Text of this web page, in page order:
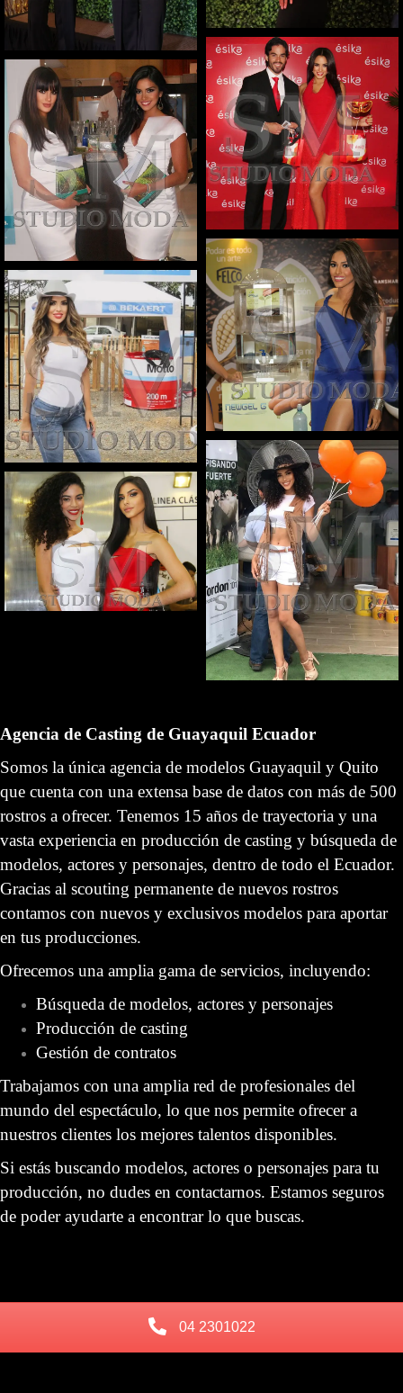
Agencia de Casting de Guayaquil Ecuador
Somos la única agencia de modelos Guayaquil y Quito
que cuenta con una extensa base de datos con más de 500
rostros a ofrecer. Tenemos 15 años de trayectoria y una
vasta experiencia en producción de casting y búsqueda de
modelos, actores y personajes, dentro de todo el Ecuador.
Gracias al scouting permanente de nuevos rostros
contamos con nuevos y exclusivos modelos para aportar
en tus producciones.
Ofrecemos una amplia gama de servicios, incluyendo:
Búsqueda de modelos, actores y personaje
Producción de casting
Gestión de contrato
Trabajamos con una amplia red de profesionales del
mundo del espectáculo, lo que nos permite ofrecer a
nuestros clientes los mejores talentos disponibles.
Si estás buscando modelos, actores o personajes para tu
producción, no dudes en contactarnos. Estamos seguros
de poder ayudarte a encontrar lo que buscas.
04 2301022